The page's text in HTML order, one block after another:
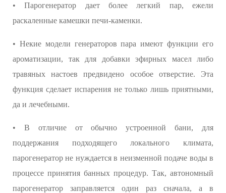
• Парогенератор дает более легкий пар, ежели
раскаленные камешки печи-каменки.
• Некие модели генераторов пара имеют функции его
ароматизации, так для добавки эфирных масел либо
травяных настоев предвидено особое отверстие. Эта
функция сделает испарения не только лишь приятными,
да и лечебными.
• В отличие от обычно устроенной бани, для
поддержания подходящего локального климата,
парогенератор не нуждается в неизменной подаче воды в
процессе принятия банных процедур. Так, автономный
парогенератор заправляется один раз сначала, а в